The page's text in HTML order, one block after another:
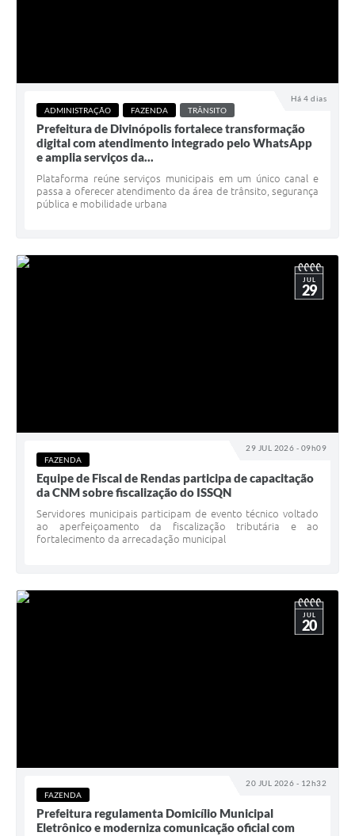
Há 4 dias
ADMINISTRAÇÃO FAZENDA TRÂNSITO
Prefeitura de Divinópolis fortalece transformação
digital com atendimento integrado pelo WhatsApp
e amplia serviços da...
Plataforma reúne serviços municipais em um único canal e
passa a oferecer atendimento da área de trânsito, segurança
pública e mobilidade urbana
29 JUL 2026 - 09h09
JUL
29
FAZENDA
Equipe de Fiscal de Rendas participa de capacitação
da CNM sobre fiscalização do ISSQN
Servidores municipais participam de evento técnico voltado
ao aperfeiçoamento da fiscalização tributária e ao
fortalecimento da arrecadação municipal
20 JUL 2026 - 12h32
JUL
20
FAZENDA
Prefeitura regulamenta Domicílio Municipal
Eletrônico e moderniza comunicação oficial com